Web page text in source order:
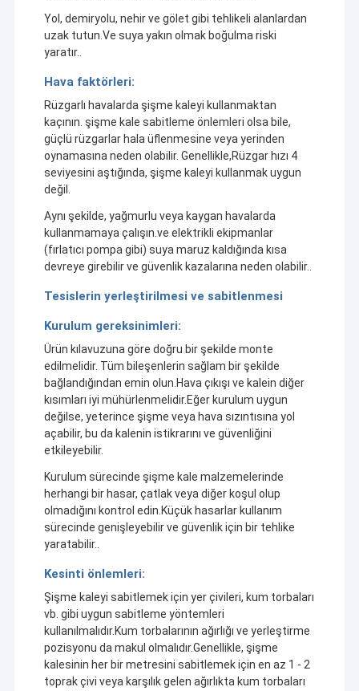
Yol, demiryolu, nehir ve gölet gibi tehlikeli alanlardan
uzak tutun.Ve suya yakın olmak boğulma riski
yaratır..
Hava faktörleri:
Rüzgarlı havalarda şişme kaleyi kullanmaktan
kaçının. şişme kale sabitleme önlemleri olsa bile,
güçlü rüzgarlar hala üflenmesine veya yerinden
oynamasına neden olabilir. Genellikle,Rüzgar hızı 4
seviyesini aştığında, şişme kaleyi kullanmak uygun
değil.
Aynı şekilde, yağmurlu veya kaygan havalarda
kullanmamaya çalışın.ve elektrikli ekipmanlar
(fırlatıcı pompa gibi) suya maruz kaldığında kısa
devreye girebilir ve güvenlik kazalarına neden olabilir..
Tesislerin yerleştirilmesi ve sabitlenmesi
Kurulum gereksinimleri:
Ürün kılavuzuna göre doğru bir şekilde monte
edilmelidir. Tüm bileşenlerin sağlam bir şekilde
bağlandığından emin olun.Hava çıkışı ve kalein diğer
kısımları iyi mühürlenmelidir.Eğer kurulum uygun
değilse, yeterince şişme veya hava sızıntısına yol
açabilir, bu da kalenin istikrarını ve güvenliğini
etkileyebilir.
Kurulum sürecinde şişme kale malzemelerinde
herhangi bir hasar, çatlak veya diğer koşul olup
olmadığını kontrol edin.Küçük hasarlar kullanım
sürecinde genişleyebilir ve güvenlik için bir tehlike
yaratabilir..
Kesinti önlemleri:
Şişme kaleyi sabitlemek için yer çivileri, kum torbaları
vb. gibi uygun sabitleme yöntemleri
kullanılmalıdır.Kum torbalarının ağırlığı ve yerleştirme
pozisyonu da makul olmalıdır.Genellikle, şişme
kalesinin her bir metresini sabitlemek için en az 1 - 2
toprak çivi veya karşılık gelen ağırlıkta kum torbaları